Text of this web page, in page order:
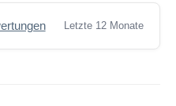
Letzte 12 Monate